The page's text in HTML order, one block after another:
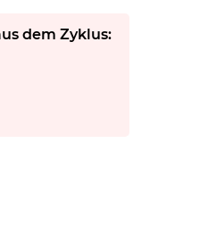
dem Zyklus: